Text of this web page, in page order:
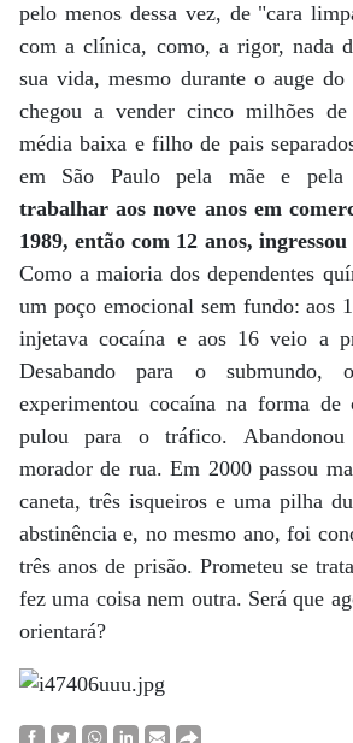
pelo menos dessa vez, de "cara
com a clínica, como, a rigor, nada
sua vida, mesmo durante o auge
chegou a vender cinco milhões
média baixa e filho de pais
em São Paulo pela mãe e
trabalhar aos nove anos em
1989, então com 12 anos,
Como a maioria dos dependentes
um poço emocional sem fundo: aos
injetava cocaína e aos 16 veio a
Desabando para o submundo,
experimentou cocaína na forma
pulou para o tráfico.
morador de rua. Em 2000 passou
caneta, três isqueiros e uma pilha
abstinência e, no mesmo ano, foi
três anos de prisão. Prometeu se
fez uma coisa nem outra. Será que
orientará?